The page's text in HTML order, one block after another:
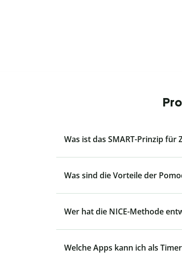
Was ist das SMART-Prinzip für
Was sind die Vorteile der
Wer hat die NICE-Methode
Welche Apps kann ich als